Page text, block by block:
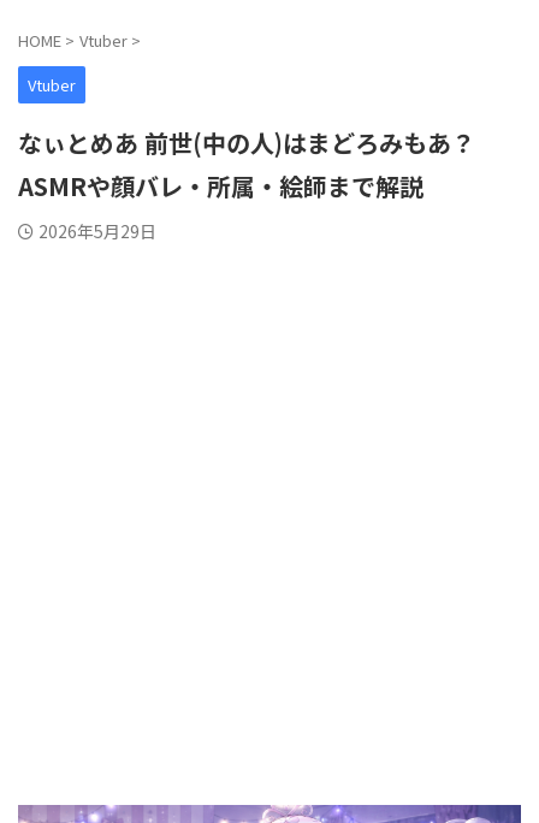
HOME > Vtuber >
Vtuber
なぃとめあ 前世(中の人)はまどろみもあ？
ASMRや顔バレ・所属・絵師まで解説
2026年5月29日